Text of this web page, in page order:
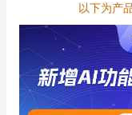
以下为产